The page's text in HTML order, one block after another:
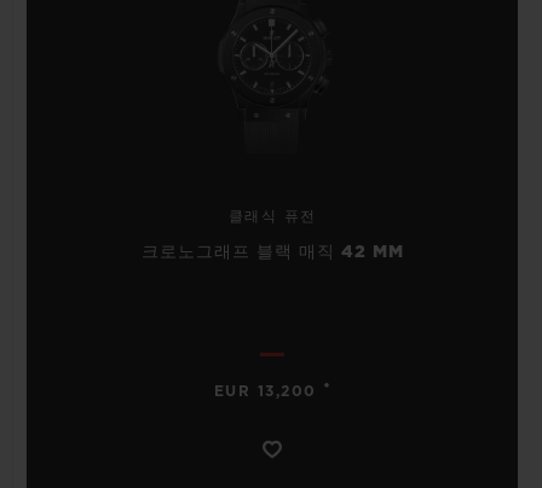
클래식 퓨전
크로노그래프 블랙 매직 42 MM
EUR 13,200 •